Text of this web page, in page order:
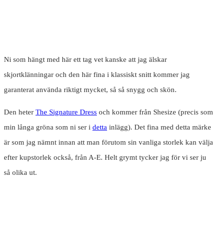
Ni som hängt med här ett tag vet kanske att jag älskar
skjortklänningar och den här fina i klassiskt snitt kommer jag
garanterat använda riktigt mycket, så så snygg och skön.
Den heter The Signature Dress och kommer från Shesize (precis som
min långa gröna som ni ser i detta inlägg). Det fina med detta märke
är som jag nämnt innan att man förutom sin vanliga storlek kan välja
efter kupstorlek också, från A-E. Helt grymt tycker jag för vi ser ju
så olika ut.